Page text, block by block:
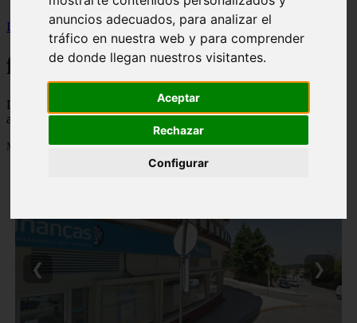
anuncios adecuados, para analizar el
tráfico en nuestra web y para comprender
de donde llegan nuestros visitantes.
Aceptar
Rechazar
Configurar
Inicio
financaspt >Página 2
financaspt
Descubre todas las noticias de la categoría financaspt. Artículos
actualizados y contenido de calidad en financasde.pt.
Mostrando 25 - 48 de 1034 artículos
❮ ❯